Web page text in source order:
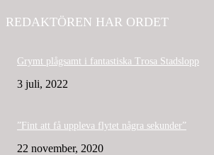
REDAKTÖREN HAR ORDET
Grymt plågsamt i fantastiska Trosa Stadslopp
3 juli, 2022
”Fint att få uppleva flytet några sekunder”
22 november, 2020